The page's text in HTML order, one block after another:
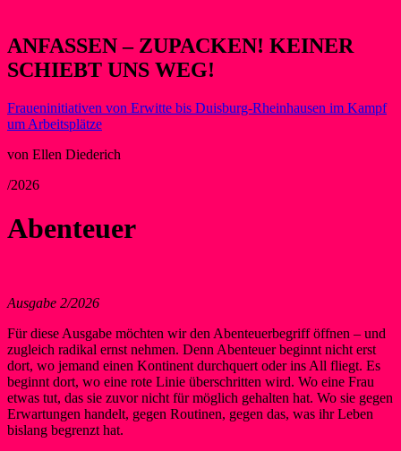
ANFASSEN – ZUPACKEN! KEINER
SCHIEBT UNS WEG!
Fraueninitiativen von Erwitte bis Duisburg-Rheinhausen im Kampf
um Arbeitsplätze
von Ellen Diederich
/2026
Abenteuer
Ausgabe 2/2026
Für diese Ausgabe möchten wir den Abenteuerbegriff öffnen – und
zugleich radikal ernst nehmen. Denn Abenteuer beginnt nicht erst
dort, wo jemand einen Kontinent durchquert oder ins All fliegt. Es
beginnt dort, wo eine rote Linie überschritten wird. Wo eine Frau
etwas tut, das sie zuvor nicht für möglich gehalten hat. Wo sie gegen
Erwartungen handelt, gegen Routinen, gegen das, was ihr Leben
bislang begrenzt hat.